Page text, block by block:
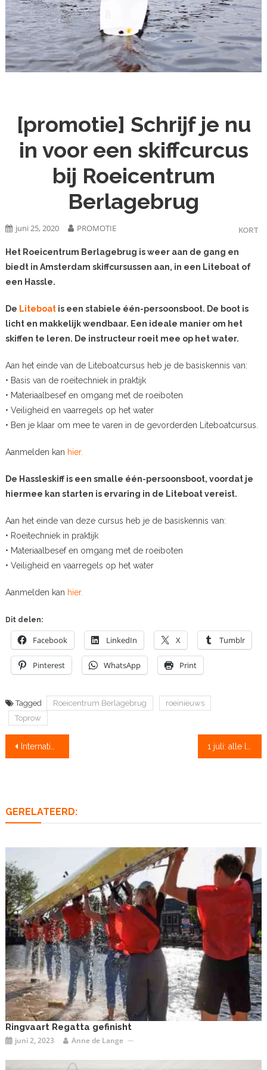
[promotie] Schrijf je nu
in voor een skiffcurcus
bij Roeicentrum
Berlagebrug
KORT
juni 25, 2020 PROMOTIE
Het Roeicentrum Berlagebrug is weer aan de gang en
biedt in Amsterdam skiffcursussen aan, in een Liteboat of
een Hassle.
De Liteboatis een stabiele één-persoonsboot. De boot is
licht en makkelijk wendbaar. Een ideale manier om het
skiffen te leren. De instructeur roeit mee op het water.
Aan het einde van de Liteboatcursus heb je de basiskennis van:
• Basis van de roeitechniek in praktijk
• Materiaalbesef en omgang met de roeiboten
• Veiligheid en vaarregels op het water
• Ben je klaar om mee te varen in de gevorderden Liteboatcursus.
Aanmelden kan hier.
De Hassleskiff is een smalle één-persoonsboot, voordat je
hiermee kan starten is ervaring in de Liteboat vereist.
Aan het einde van deze cursus heb je de basiskennis van:
• Roeitechniek in praktijk
• Materiaalbesef en omgang met de roeiboten
• Veiligheid en vaarregels op het water
Aanmelden kan hier.
Dit delen:
Facebook LinkedIn X Tumblr
Pinterest WhatsApp Print
Tagged Roeicentrum Berlagebrug
roeinieuws
Toprow
Bericht
Internationale wedstrijdkalender 2021: WK Shanghai in oktober
GERELATEERD:
Ringvaart Regatta gefinisht
juni 2, 2023 Anne de Lange